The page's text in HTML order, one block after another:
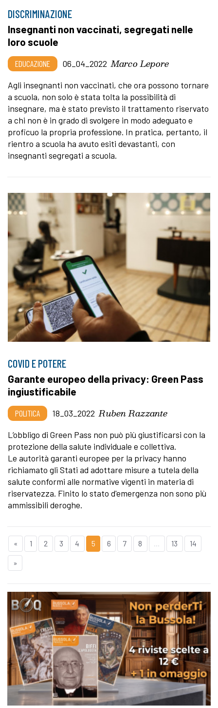
DISCRIMINAZIONE
Insegnanti non vaccinati, segregati nelle
loro scuole
EDUCAZIONE 06_04_2022 Marco Lepore
Agli insegnanti non vaccinati, che ora possono tornare
a scuola, non solo è stata tolta la possibilità di
insegnare, ma è stato previsto il trattamento riservato
a chi non è in grado di svolgere in modo adeguato e
proficuo la propria professione. In pratica, pertanto, il
rientro a scuola ha avuto esiti devastanti, con
insegnanti segregati a scuola.
COVID E POTERE
Garante europeo della privacy: Green Pass
ingiustificabile
POLITICA 18_03_2022 Ruben Razzante
L’obbligo di Green Pass non può più giustificarsi con la
protezione della salute individuale e collettiva.
Le autorità garanti europee per la privacy hanno
richiamato gli Stati ad adottare misure a tutela della
salute conformi alle normative vigenti in materia di
riservatezza. Finito lo stato d'emergenza non sono più
ammissibili deroghe.
« 1 2 3 4 5 6 7 8 ... 13 14
»